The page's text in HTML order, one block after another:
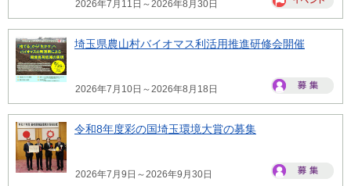
2026年7月11日～2026年8月30日
埼玉県農山村バイオマス利活用推進研修会開催
2026年7月10日～2026年8月18日
令和8年度彩の国埼玉環境大賞の募集
2026年7月9日～2026年9月30日